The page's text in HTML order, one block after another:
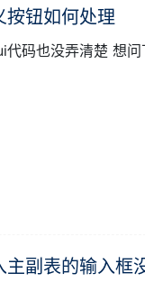
钮如何处理